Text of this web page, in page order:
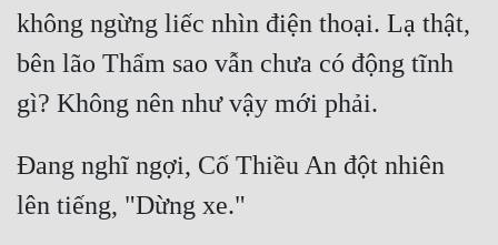
Đam Mỹ
Đẹp
Đẹp Hiệp
Tính Cách Nhân Vật :
Cơ Trí
không ngừng liếc nhìn điện thoại. Lạ thật,
bên lão Thẩm sao vẫn chưa có động tĩnh
Đang nghĩ ngợi, Cố Thiều An đột nhiên